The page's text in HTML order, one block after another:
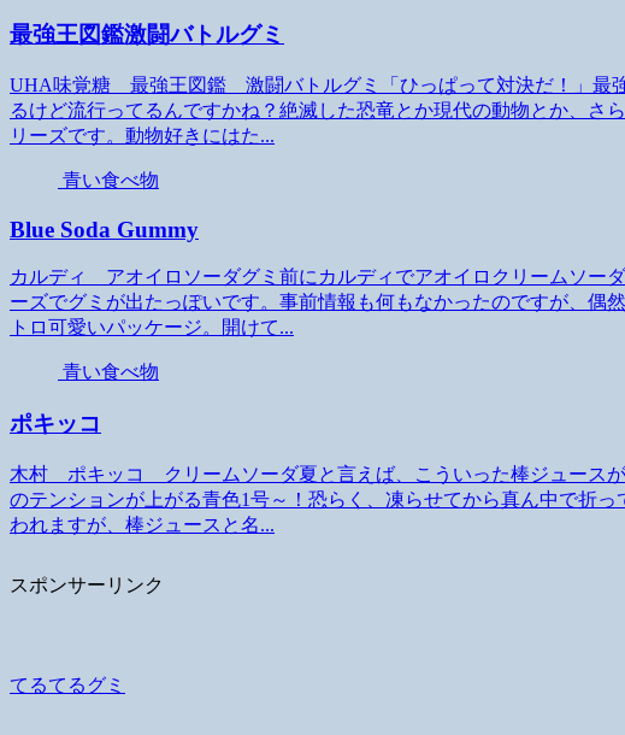
最強王図鑑激闘バトルグミ
UHA味覚糖 最強王図鑑 激闘バトルグミ「ひっぱって対決だ！」最
るけど流行ってるんですかね？絶滅した恐竜とか現代の動物とか、さ
リーズです。動物好きにはた...
青い食べ物
Blue Soda Gummy
カルディ アオイロソーダグミ前にカルディでアオイロクリームソー
ーズでグミが出たっぽいです。事前情報も何もなかったのですが、偶
トロ可愛いパッケージ。開けて...
青い食べ物
ポキッコ
木村 ポキッコ クリームソーダ夏と言えば、こういった棒ジュース
のテンションが上がる青色1号～！恐らく、凍らせてから真ん中で折
われますが、棒ジュースと名...
スポンサーリンク
てるてるグミ